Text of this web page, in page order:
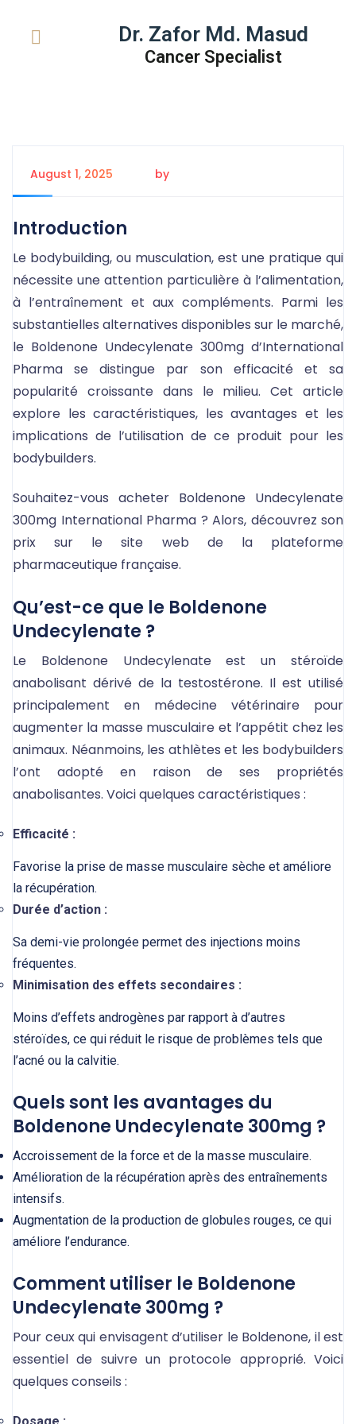
Dr. Zafor Md. Masud
Cancer Specialist
August 1, 2025 by
Introduction
Le bodybuilding, ou musculation, est une pratique qui
nécessite une attention particulière à l’alimentation,
à l’entraînement et aux compléments. Parmi les
substantielles alternatives disponibles sur le marché,
le Boldenone Undecylenate 300mg d’International
Pharma se distingue par son efficacité et sa
popularité croissante dans le milieu. Cet article
explore les caractéristiques, les avantages et les
implications de l’utilisation de ce produit pour les
bodybuilders.
Souhaitez-vous acheter Boldenone Undecylenate
300mg International Pharma ? Alors, découvrez son
prix sur le site web de la plateforme
pharmaceutique française.
Qu’est-ce que le Boldenone
Undecylenate ?
Le Boldenone Undecylenate est un stéroïde
anabolisant dérivé de la testostérone. Il est utilisé
principalement en médecine vétérinaire pour
augmenter la masse musculaire et l’appétit chez les
animaux. Néanmoins, les athlètes et les bodybuilders
l’ont adopté en raison de ses propriétés
anabolisantes. Voici quelques caractéristiques :
Efficacité :
Favorise la prise de masse musculaire sèche et améliore
la récupération.
Durée d’action :
Sa demi-vie prolongée permet des injections moins
fréquentes.
Minimisation des effets secondaires :
Moins d’effets androgènes par rapport à d’autres
stéroïdes, ce qui réduit le risque de problèmes tels que
l’acné ou la calvitie.
Quels sont les avantages du
Boldenone Undecylenate 300mg ?
Accroissement de la force et de la masse musculaire.
Amélioration de la récupération après des entraînements
intensifs.
Augmentation de la production de globules rouges, ce qui
améliore l’endurance.
Comment utiliser le Boldenone
Undecylenate 300mg ?
Pour ceux qui envisagent d’utiliser le Boldenone, il est
essentiel de suivre un protocole approprié. Voici
quelques conseils :